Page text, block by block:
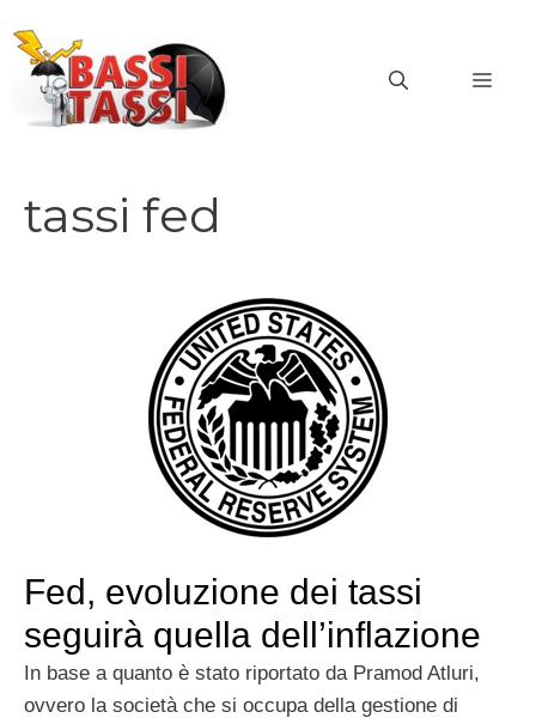
contenuto
tassi fed
Fed, evoluzione dei tassi
seguirà quella dell’inflazione
In base a quanto è stato riportato da Pramod Atluri,
ovvero la società che si occupa della gestione di